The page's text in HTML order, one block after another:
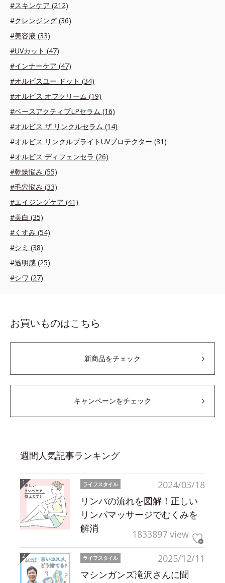
#スキンケア (212)
#クレンジング (36)
#美容液 (33)
#UVカット (47)
#インナーケア (47)
#オルビスユー ドット (34)
#オルビス オフクリーム (19)
#ベースアクティブLPセラム (16)
#オルビス ザ リンクルセラム (14)
#オルビス リンクルブライトUVプロテクター (31)
#オルビス ディフェンセラ (26)
#乾燥悩み (55)
#毛穴悩み (33)
#エイジングケア (41)
#美白 (35)
#くすみ (54)
#シミ (38)
#透明感 (25)
#シワ (27)
お買いものはこちら
新商品をチェック
キャンペーンをチェック
週間人気記事ランキング
2024/03/18
ライフスタイル
リンパの流れを図解！正しい
リンパマッサージでむくみを
解消
1833897 view
2025/12/11
ライフスタイル
マシンガンズ滝沢さんに聞